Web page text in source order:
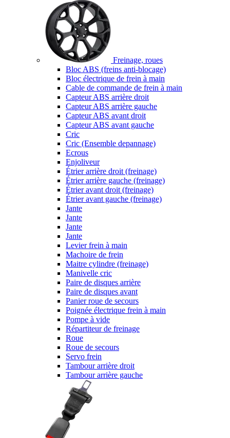
Freinage, roues
Bloc ABS (freins anti-blocage)
Bloc électrique de frein à main
Cable de commande de frein à main
Capteur ABS arrière droit
Capteur ABS arrière gauche
Capteur ABS avant droit
Capteur ABS avant gauche
Cric
Cric (Ensemble depannage)
Ecrous
Enjoliveur
Étrier arrière droit (freinage)
Étrier arrière gauche (freinage)
Étrier avant droit (freinage)
Étrier avant gauche (freinage)
Jante
Jante
Jante
Jante
Levier frein à main
Machoire de frein
Maitre cylindre (freinage)
Manivelle cric
Paire de disques arrière
Paire de disques avant
Panier roue de secours
Poignée électrique frein à main
Pompe à vide
Répartiteur de freinage
Roue
Roue de secours
Servo frein
Tambour arrière droit
Tambour arrière gauche